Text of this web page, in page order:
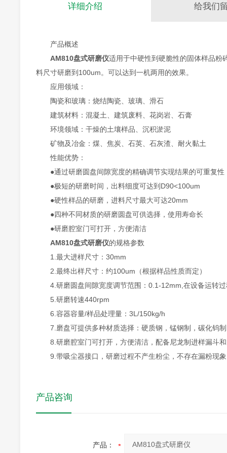
详细介绍 给我们
产品概述
AM810盘式研磨仪适用于中硬性到硬脆性的固体样品粉
料尺寸研磨到100um。可以达到一机两用的效果。
应用领域：
陶瓷和玻璃：烧结陶瓷、玻璃、滑石
建筑材料：混凝土、建筑废料、花岗岩、石膏
环境领域：干燥的土壤样品、沉积淤泥
矿物及冶金：煤、焦炭、石英、石灰渣、耐火黏土
性能优势：
●通过研磨圆盘间隙宽度的精确调节实现结果的可重复性
●极短的研磨时间，出料细度可达到D90<100um
●硬性样品的研磨，进料尺寸最大可达20mm
●四种不同材质的研磨圆盘可供选择，使用寿命长
●研磨腔室门可打开，方便清洁
AM810盘式研磨仪的规格参数
1.最大进样尺寸：30mm
2.最终出样尺寸：约100um（根据样品性质而定）
4.研磨圆盘间隙宽度调节范围：0.1-12mm,在设备运转过
5.研磨转速440rpm
6.容器容量/样品处理量：3L/150kg/h
7.磨盘可提供多种材质选择：硬质钢，锰钢制，碳化钨制
8.研磨腔室门可打开，方便清洁，配备尼龙制进样漏斗和
9.带吸尘器接口，研磨过程不产生粉尘，不存在漏粉现
产品咨询
产品：